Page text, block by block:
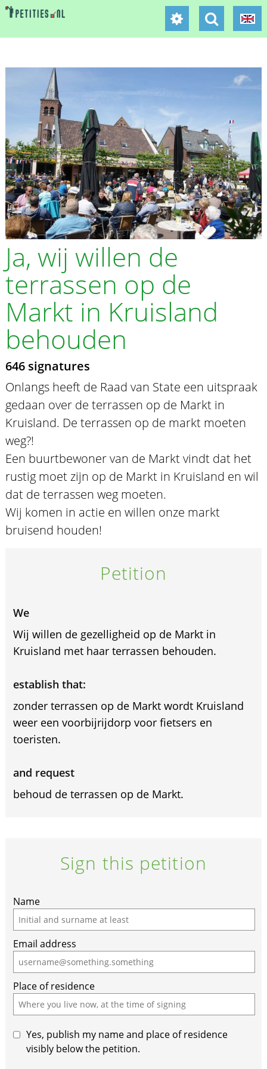
Ja, wij willen de
terrassen op de
Markt in Kruisland
behouden
646 signatures
Onlangs heeft de Raad van State een uitspraak
gedaan over de terrassen op de Markt in
Kruisland. De terrassen op de markt moeten
weg?!
Een buurtbewoner van de Markt vindt dat het
rustig moet zijn op de Markt in Kruisland en wil
dat de terrassen weg moeten.
Wij komen in actie en willen onze markt
bruisend houden!
Petition
We
Wij willen de gezelligheid op de Markt in
Kruisland met haar terrassen behouden.
establish that:
zonder terrassen op de Markt wordt Kruisland
weer een voorbijrijdorp voor fietsers en
toeristen.
and request
behoud de terrassen op de Markt.
Sign this petition
Name
Email address
Place of residence
Yes, publish my name and place of residence
visibly below the petition.